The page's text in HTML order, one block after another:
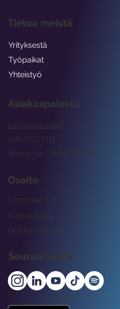
Asiakaspalvelu
tuki@rockway.fi
Arkisin klo 09:00 -15:00
045 7731 1111
Osoite
Rockway Oy
Lemuntie 3-5
00510 Helsinki
Seuraa meitä
Tietoa meistä
Yrityksestä
Työpaikat
Yhteistyö